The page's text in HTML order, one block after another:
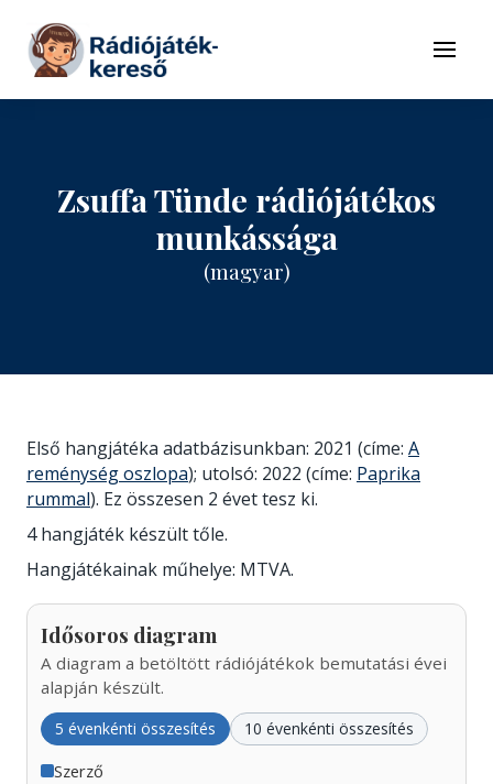
Tovább a tartalomhoz
Menü
Zsuffa Tünde rádiójátékos
munkássága
(magyar)
Első hangjátéka adatbázisunkban: 2021 (címe: A
reménység oszlopa); utolsó: 2022 (címe: Paprika
rummal). Ez összesen 2 évet tesz ki.
4 hangjáték készült tőle.
Hangjátékainak műhelye: MTVA.
Idősoros diagram
A diagram a betöltött rádiójátékok bemutatási évei
alapján készült.
5 évenkénti összesítés 10 évenkénti összesítés
Szerző